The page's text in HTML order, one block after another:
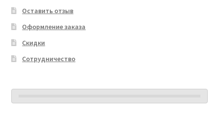
Оставить отзыв
Оформление заказа
Скидки
Сотрудничество